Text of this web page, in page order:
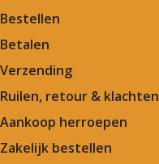
Bestellen
Betalen
Verzending
Ruilen, retour & klachten
Aankoop herroepen
Zakelijk bestellen